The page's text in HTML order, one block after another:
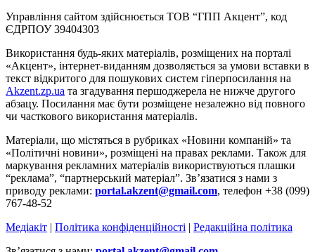
Управління сайтом здійснюється ТОВ “ГПП Акцент”, код
ЄДРПОУ 39404303
Використання будь-яких матеріалів, розміщених на порталі
«Акцент», інтернет-виданням дозволяється за умови вставки в
текст відкритого для пошукових систем гіперпосилання на
Akzent.zp.ua та згадування першоджерела не нижче другого
абзацу. Посилання має бути розміщене незалежно від повного
чи часткового використання матеріалів.
Матеріали, що містяться в рубриках «Новини компаній» та
«Політичні новини», розміщені на правах реклами. Також для
маркування рекламних матеріалів використвуються плашки
“реклама”, “партнерський матеріал”. Зв’язатися з нами з
приводу реклами: portal.akzent@gmail.com, телефон +38 (099)
767-48-52
Медіакіт | Політика конфіденційності | Редакційна політика